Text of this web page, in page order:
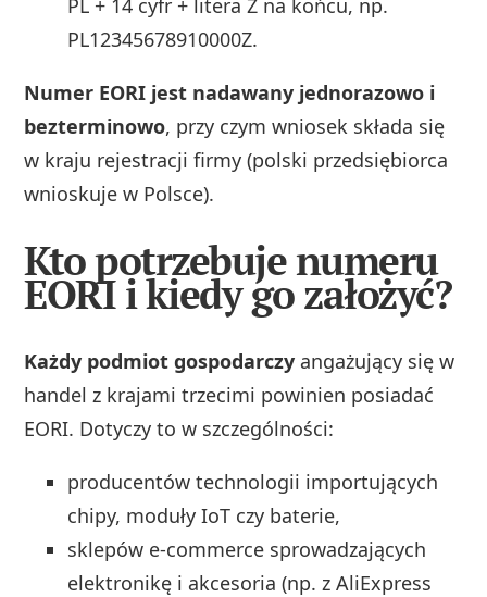
PL12345678910000Z.
Numer EORI jest nadawany jednorazowo i
bezterminowo, przy czym wniosek składa się
w kraju rejestracji firmy (polski przedsiębiorca
wnioskuje w Polsce).
Kto potrzebuje numeru
EORI i kiedy go założyć?
Każdy podmiot gospodarczy angażujący się w
handel z krajami trzecimi powinien posiadać
EORI. Dotyczy to w szczególności:
producentów technologii importujących
chipy, moduły IoT czy baterie,
sklepów e-commerce sprowadzających
elektronikę i akcesoria (np. z AliExpress